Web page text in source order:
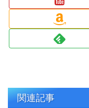
関連記事